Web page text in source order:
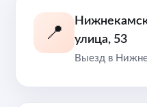
📍
улица, 53
Выезд в